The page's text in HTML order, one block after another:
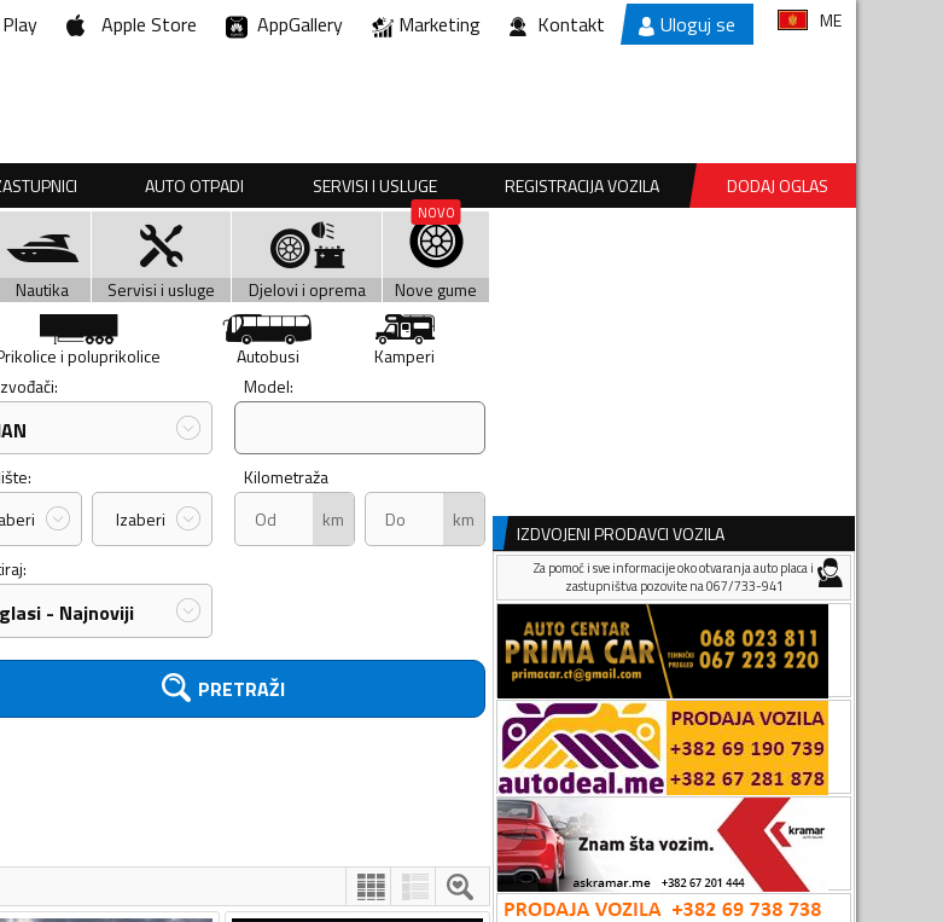
Apple Store AppGallery Marketing Kontakt Uloguj se ME
AUTO OTPADI SERVISI I USLUGE REGISTRACIJA VOZILA DODAJ OGLAS
Nautika Servisi i usluge Djelovi i oprema Nove gume
i poluprikolice Autobusi
Kamperi
Model:
Izaberi
Kilometraža
km
km
- Najnoviji
PRETRAŽI
IZDVOJENI PRODAVCI VOZILA
Za pomoć i sve informacije oko otvaranja auto placa i
zastupništva pozovite na 067/733-941